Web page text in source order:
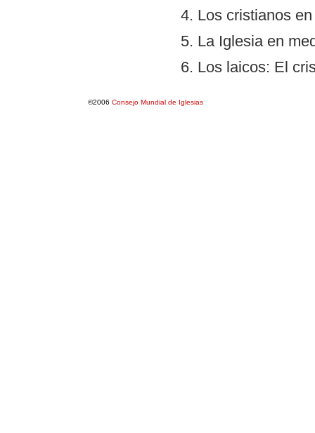
4. Los cristianos
5. La Iglesia en
6. Los laicos: El
©2006 Consejo Mundial de Iglesias